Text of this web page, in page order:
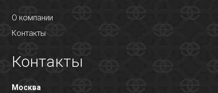
О компании
Контакты
Контакты
Москва